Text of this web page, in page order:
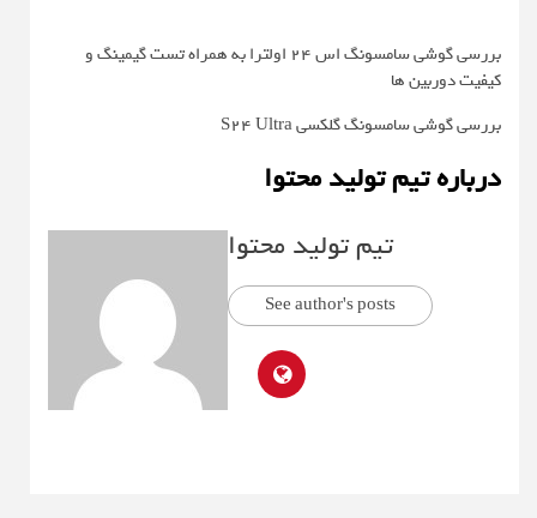
بررسی گوشی سامسونگ اس ۲۴ اولترا به همراه تست گیمینگ و
کیفیت دوربین ها
بررسی گوشی سامسونگ گلکسی S24 Ultra
درباره تیم تولید محتوا
تیم تولید محتوا
See author's posts